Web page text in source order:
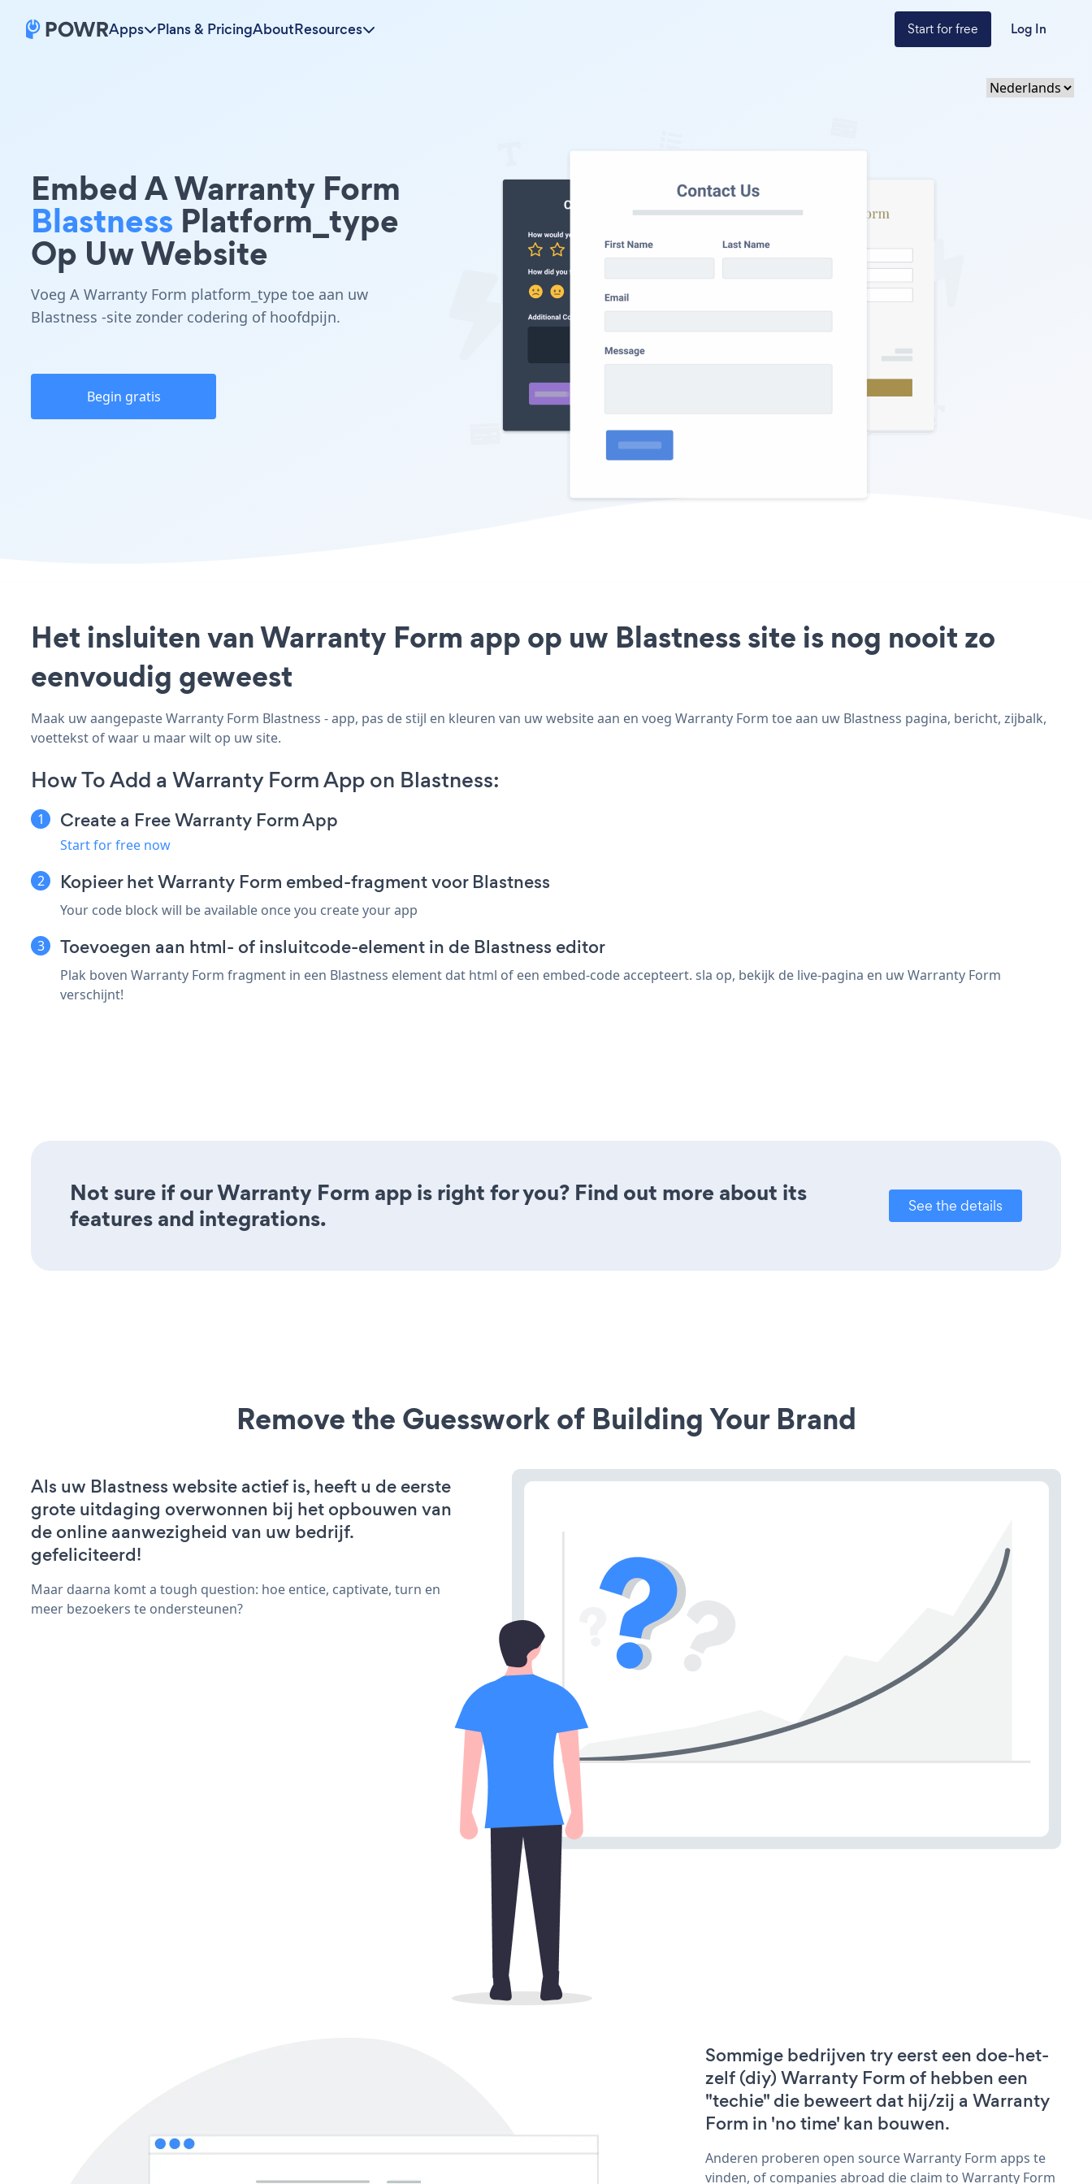
Apps Plans & PricingAboutResources Start for free Log In
Embed A Warranty Form
Blastness Platform_type
Op Uw Website
Voeg A Warranty Form platform_type toe aan uw
Blastness -site zonder codering of hoofdpijn.
Begin gratis
Het insluiten van Warranty Form app op uw Blastness site is nog nooit zo
eenvoudig geweest
Maak uw aangepaste Warranty Form Blastness - app, pas de stijl en kleuren van uw website aan en voeg Warranty Form toe aan uw Blastness pagina, bericht, zijbalk,
voettekst of waar u maar wilt op uw site.
How To Add a Warranty Form App on Blastness:
Create a Free Warranty Form App
Start for free now
Kopieer het Warranty Form embed-fragment voor Blastness
Your code block will be available once you create your app
Toevoegen aan html- of insluitcode-element in de Blastness editor
Plak boven Warranty Form fragment in een Blastness element dat html of een embed-code accepteert. sla op, bekijk de live-pagina en uw Warranty Form
verschijnt!
Not sure if our Warranty Form app is right for you? Find out more about its
features and integrations.
See the details
Remove the Guesswork of Building Your Brand
Als uw Blastness website actief is, heeft u de eerste
grote uitdaging overwonnen bij het opbouwen van
de online aanwezigheid van uw bedrijf.
gefeliciteerd!
Maar daarna komt a tough question: hoe entice, captivate, turn en
meer bezoekers te ondersteunen?
Sommige bedrijven try eerst een doe-het-
zelf (diy) Warranty Form of hebben een
"techie" die beweert dat hij/zij a Warranty
Form in 'no time' kan bouwen.
Anderen proberen open source Warranty Form apps te
vinden, of companies abroad die claim to Warranty Form